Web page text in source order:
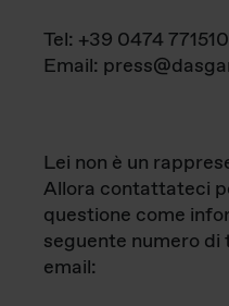
Tel: +39 0474 771510
Email:
Lei non è un
Allora contattateci
questione come
seguente numero
email: